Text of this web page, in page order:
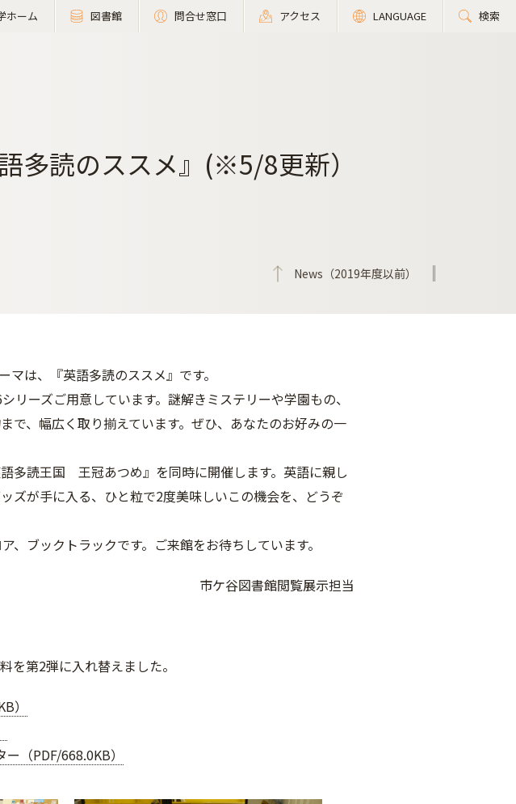
ホーム 図書館 問合せ窓口 アクセス LANGUAGE 検索
多読のススメ』(※5/8更新）
News（2019年度以前）
は、『英語多読のススメ』です。
リーズご用意しています。謎解きミステリーや学園もの、
で、幅広く取り揃えています。ぜひ、あなたのお好みの一
多読王国 王冠あつめ』を同時に開催します。英語に親し
ズが手に入る、ひと粒で2度美味しいこの機会を、どうぞ
、ブックトラックです。ご来館をお待ちしています。
市ケ谷図書館閲覧展示担当
を第2弾に入れ替えました。
）
（PDF/668.0KB）